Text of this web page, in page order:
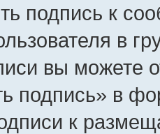
подпись к
в
вы можете
подпись» в
к